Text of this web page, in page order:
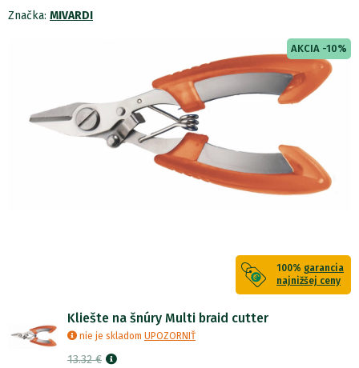
Značka: MIVARDI
AKCIA -10%
100% garancia
najnižšej ceny
Kliešte na šnúry Multi braid cutter
nie je skladom UPOZORNIŤ
13.32 €